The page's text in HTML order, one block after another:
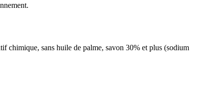
chimique, sans huile de palme, savon 30% et plus (sodium